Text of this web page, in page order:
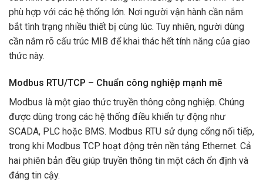
phù hợp với các hệ thống lớn. Nơi người vận hành cần nắm
bắt tình trạng nhiều thiết bị cùng lúc. Tuy nhiên, người dùng
cần nắm rõ cấu trúc MIB để khai thác hết tính năng của giao
thức này.
Modbus RTU/TCP – Chuẩn công nghiệp mạnh mẽ
Modbus là một giao thức truyền thông công nghiệp. Chúng
được dùng trong các hệ thống điều khiển tự động như
SCADA, PLC hoặc BMS. Modbus RTU sử dụng cổng nối tiếp,
trong khi Modbus TCP hoạt động trên nền tảng Ethernet. Cả
hai phiên bản đều giúp truyền thông tin một cách ổn định và
đáng tin cậy.